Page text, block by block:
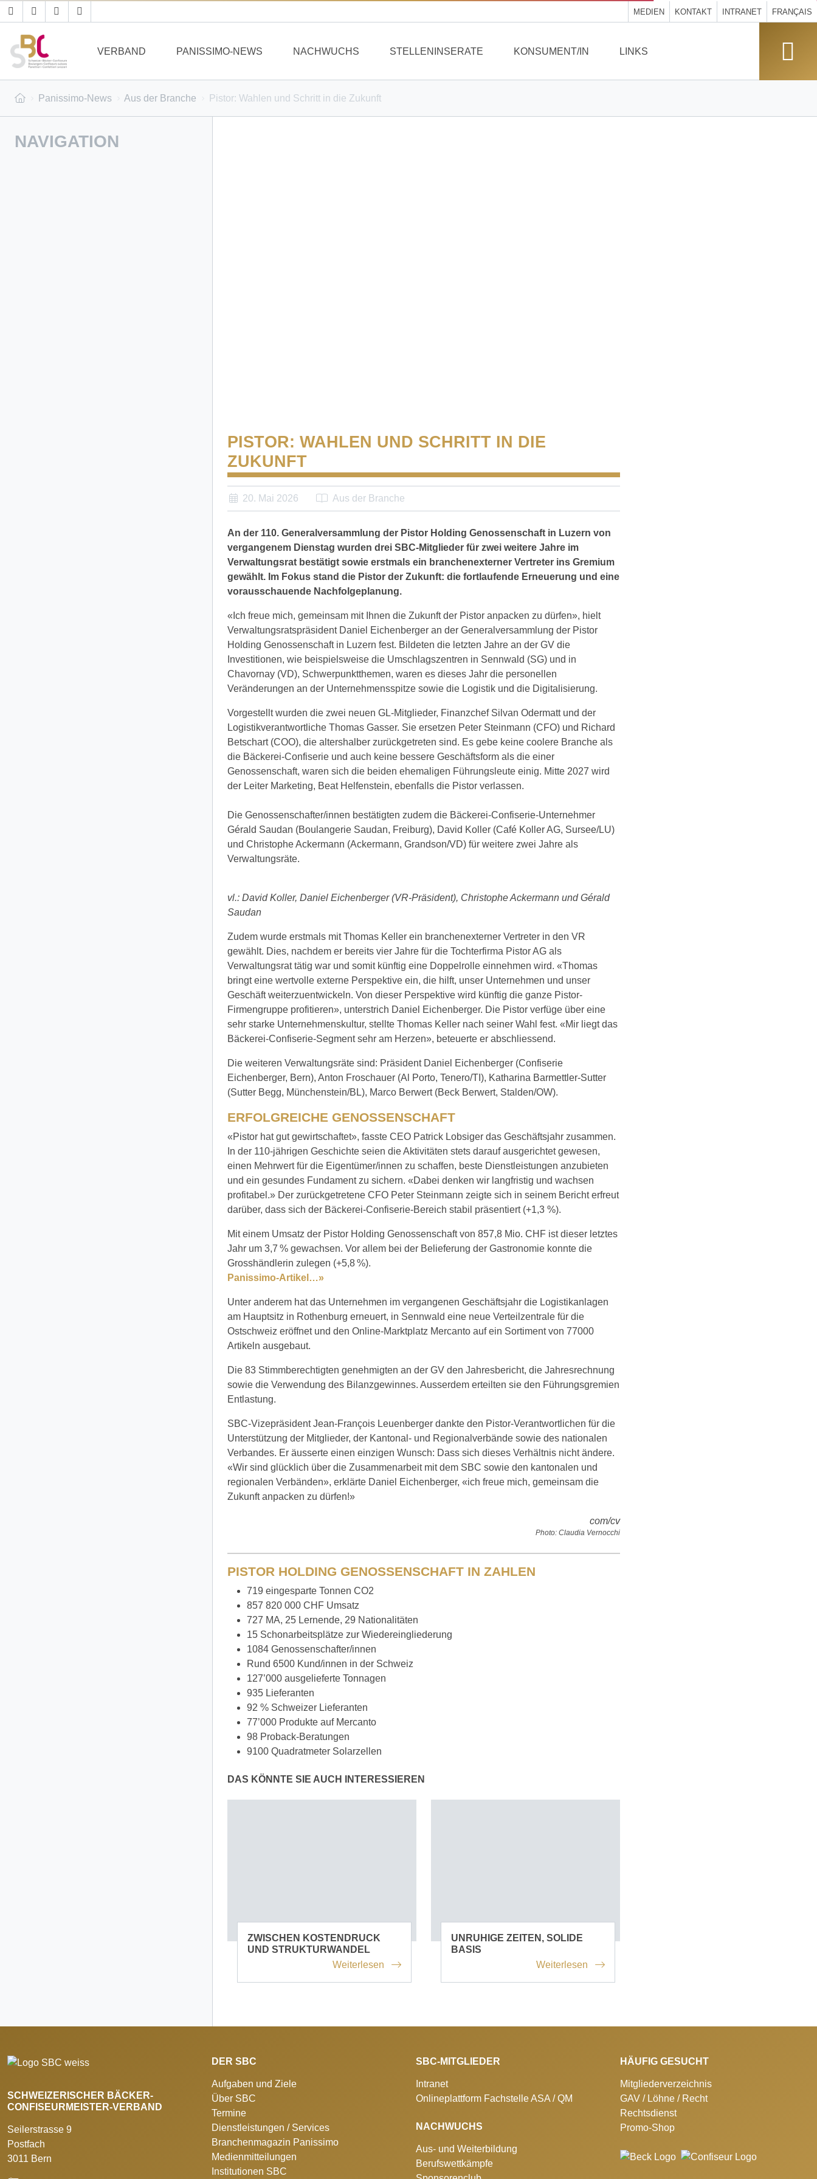
MEDIEN KONTAKT INTRANET FRANÇAIS
VERBAND PANISSIMO-NEWS NACHWUCHS STELLENINSERATE KONSUMENT/IN LINKS
Panissimo-News Aus der Branche Pistor: Wahlen und Schritt in die Zukunft
NAVIGATION
PISTOR: WAHLEN UND SCHRITT IN DIE
ZUKUNFT
20. Mai 2026 Aus der Branche
An der 110. Generalversammlung der Pistor Holding Genossenschaft in Luzern von
vergangenem Dienstag wurden drei SBC-Mitglieder für zwei weitere Jahre im
Verwaltungsrat bestätigt sowie erstmals ein branchenexterner Vertreter ins Gremium
gewählt. Im Fokus stand die Pistor der Zukunft: die fortlaufende Erneuerung und eine
vorausschauende Nachfolgeplanung.
«Ich freue mich, gemeinsam mit Ihnen die Zukunft der Pistor anpacken zu dürfen», hielt
Verwaltungsratspräsident Daniel Eichenberger an der Generalversammlung der Pistor
Holding Genossenschaft in Luzern fest. Bildeten die letzten Jahre an der GV die
Investitionen, wie beispielsweise die Umschlagszentren in Sennwald (SG) und in
Chavornay (VD), Schwerpunktthemen, waren es dieses Jahr die personellen
Veränderungen an der Unternehmensspitze sowie die Logistik und die Digitalisierung.
Vorgestellt wurden die zwei neuen GL-Mitglieder, Finanzchef Silvan Odermatt und der
Logistikverantwortliche Thomas Gasser. Sie ersetzen Peter Steinmann (CFO) und Richard
Betschart (COO), die altershalber zurückgetreten sind. Es gebe keine coolere Branche als
die Bäckerei-Confiserie und auch keine bessere Geschäftsform als die einer
Genossenschaft, waren sich die beiden ehemaligen Führungsleute einig. Mitte 2027 wird
der Leiter Marketing, Beat Helfenstein, ebenfalls die Pistor verlassen.
Die Genossenschafter/innen bestätigten zudem die Bäckerei-Confiserie-Unternehmer
Gérald Saudan (Boulangerie Saudan, Freiburg), David Koller (Café Koller AG, Sursee/LU)
und Christophe Ackermann (Ackermann, Grandson/VD) für weitere zwei Jahre als
Verwaltungsräte.
vl.: David Koller, Daniel Eichenberger (VR-Präsident), Christophe Ackermann und Gérald
Saudan
Zudem wurde erstmals mit Thomas Keller ein branchenexterner Vertreter in den VR
gewählt. Dies, nachdem er bereits vier Jahre für die Tochterfirma Pistor AG als
Verwaltungsrat tätig war und somit künftig eine Doppelrolle einnehmen wird. «Thomas
bringt eine wertvolle externe Perspektive ein, die hilft, unser Unternehmen und unser
Geschäft weiterzuentwickeln. Von dieser Perspektive wird künftig die ganze Pistor-
Firmengruppe profitieren», unterstrich Daniel Eichenberger. Die Pistor verfüge über eine
sehr starke Unternehmenskultur, stellte Thomas Keller nach seiner Wahl fest. «Mir liegt das
Bäckerei-Confiserie-Segment sehr am Herzen», beteuerte er abschliessend.
Die weiteren Verwaltungsräte sind: Präsident Daniel Eichenberger (Confiserie
Eichenberger, Bern), Anton Froschauer (Al Porto, Tenero/TI), Katharina Barmettler-Sutter
(Sutter Begg, Münchenstein/BL), Marco Berwert (Beck Berwert, Stalden/OW).
ERFOLGREICHE GENOSSENSCHAFT
«Pistor hat gut gewirtschaftet», fasste CEO Patrick Lobsiger das Geschäftsjahr zusammen.
In der 110-jährigen Geschichte seien die Aktivitäten stets darauf ausgerichtet gewesen,
einen Mehrwert für die Eigentümer/innen zu schaffen, beste Dienstleistungen anzubieten
und ein gesundes Fundament zu sichern. «Dabei denken wir langfristig und wachsen
profitabel.» Der zurückgetretene CFO Peter Steinmann zeigte sich in seinem Bericht erfreut
darüber, dass sich der Bäckerei-Confiserie-Bereich stabil präsentiert (+1,3 %).
Mit einem Umsatz der Pistor Holding Genossenschaft von 857,8 Mio. CHF ist dieser letztes
Jahr um 3,7 % gewachsen. Vor allem bei der Belieferung der Gastronomie konnte die
Grosshändlerin zulegen (+5,8 %).
Panissimo-Artikel…»
Unter anderem hat das Unternehmen im vergangenen Geschäftsjahr die Logistikanlagen
am Hauptsitz in Rothenburg erneuert, in Sennwald eine neue Verteilzentrale für die
Ostschweiz eröffnet und den Online-Marktplatz Mercanto auf ein Sortiment von 77000
Artikeln ausgebaut.
Die 83 Stimmberechtigten genehmigten an der GV den Jahresbericht, die Jahresrechnung
sowie die Verwendung des Bilanzgewinnes. Ausserdem erteilten sie den Führungsgremien
Entlastung.
SBC-Vizepräsident Jean-François Leuenberger dankte den Pistor-Verantwortlichen für die
Unterstützung der Mitglieder, der Kantonal- und Regionalverbände sowie des nationalen
Verbandes. Er äusserte einen einzigen Wunsch: Dass sich dieses Verhältnis nicht ändere.
«Wir sind glücklich über die Zusammenarbeit mit dem SBC sowie den kantonalen und
regionalen Verbänden», erklärte Daniel Eichenberger, «ich freue mich, gemeinsam die
Zukunft anpacken zu dürfen!»
com/cv
Photo: Claudia Vernocchi
PISTOR HOLDING GENOSSENSCHAFT IN ZAHLEN
719 eingesparte Tonnen CO2
857 820 000 CHF Umsatz
727 MA, 25 Lernende, 29 Nationalitäten
15 Schonarbeitsplätze zur Wiedereingliederung
1084 Genossenschafter/innen
Rund 6500 Kund/innen in der Schweiz
127’000 ausgelieferte Tonnagen
935 Lieferanten
92 % Schweizer Lieferanten
77’000 Produkte auf Mercanto
98 Proback-Beratungen
9100 Quadratmeter Solarzellen
DAS KÖNNTE SIE AUCH INTERESSIEREN
ZWISCHEN KOSTENDRUCK
UND STRUKTURWANDEL
Weiterlesen
UNRUHIGE ZEITEN, SOLIDE
BASIS
Weiterlesen
SCHWEIZERISCHER BÄCKER-
CONFISEURMEISTER-VERBAND
Seilerstrasse 9
Postfach
3011 Bern
DER SBC
Aufgaben und Ziele
Über SBC
Termine
Dienstleistungen / Services
Branchenmagazin Panissimo
Medienmitteilungen
Institutionen SBC
SBC-MITGLIEDER
Intranet
Onlineplattform Fachstelle ASA / QM
NACHWUCHS
Aus- und Weiterbildung
Berufswettkämpfe
HÄUFIG GESUCHT
Mitgliederverzeichnis
GAV / Löhne / Recht
Rechtsdienst
Promo-Shop